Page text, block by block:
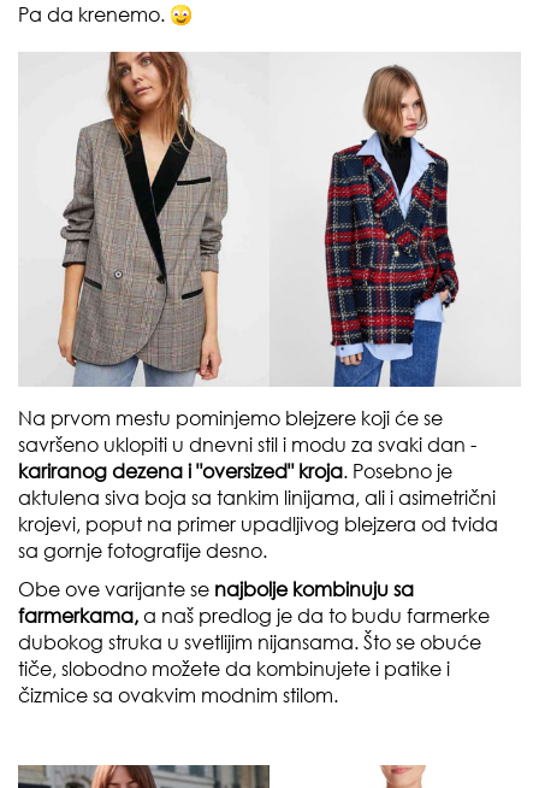
Pa da krenemo.
Na prvom mestu pominjemo blejzere koji će se
savršeno uklopiti u dnevni stil i modu za svaki dan -
kariranog dezena i "oversized" kroja. Posebno je
aktulena siva boja sa tankim linijama, ali i asimetrični
krojevi, poput na primer upadljivog blejzera od tvida
sa gornje fotografije desno.
Obe ove varijante se najbolje kombinuju sa
farmerkama, a naš predlog je da to budu farmerke
dubokog struka u svetlijim nijansama. Što se obuće
tiče, slobodno možete da kombinujete i patike i
čizmice sa ovakvim modnim stilom.